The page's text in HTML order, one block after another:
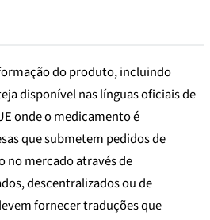
do produto, incluindo
disponível nas línguas oficiais de
onde o medicamento é
que submetem pedidos de
no mercado através de
descentralizados ou de
fornecer traduções que